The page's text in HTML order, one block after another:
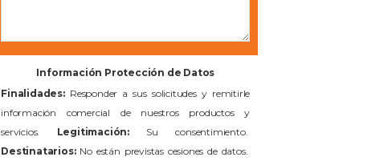
Información Protección de Datos
Finalidades:Responder a sus solicitudes y remitirle
información comercial de nuestros productos y
servicios. Legitimación: Su consentimiento.
Destinatarios:No están previstas cesiones de datos.